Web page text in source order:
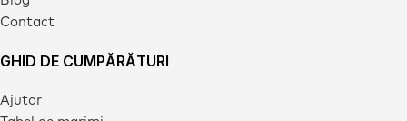
Contact
GHID DE CUMPĂRĂTURI
Ajutor